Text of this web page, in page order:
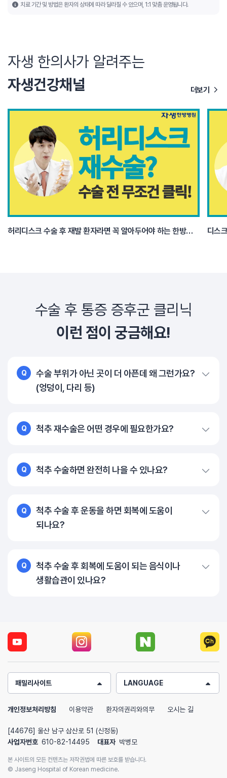
치료 기간 및 방법은 환자의 상태에 따라 달라질 수 있으며, 1:1 맞춤 운영됩니다.
자생 한의사가 알려주는
자생건강채널
더보기
허리디스크 수술 후 재발 환자라면 꼭 알아두어야 하는 한방치료 3가지
수술 후 통증 증후군 클리닉
이런 점이 궁금해요!
Q
수술 부위가 아닌 곳이 더 아픈데 왜 그런가요?
(엉덩이, 다리 등)
Q 척추 재수술은 어떤 경우에 필요한가요?
Q 척추 수술하면 완전히 나을 수 있나요?
Q
척추 수술 후 운동을 하면 회복에 도움이
되나요?
Q
척추 수술 후 회복에 도움이 되는 음식이나
생활습관이 있나요?
패밀리사이트 LANGUAGE
개인정보처리방침 이용약관 환자의권리와의무 오시는 길
[44676] 울산 남구 삼산로 51 (신정동)
사업자번호 610-82-14495 대표자 박병모
본 사이트의 모든 컨텐츠는 저작권법에 따른 보호를 받습니다.
© Jaseng Hospital of Korean medicine.